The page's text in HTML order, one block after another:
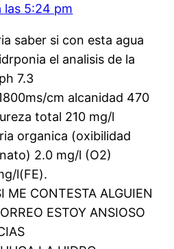
las 5:24 pm
saber si con esta agua
el analisis de la
7.3
cm alcanidad 470
total 210 mg/l
organica (oxibilidad
2.0 mg/l (O2)
l(FE).
ME CONTESTA ALGUIEN
ESTOY ANSIOSO